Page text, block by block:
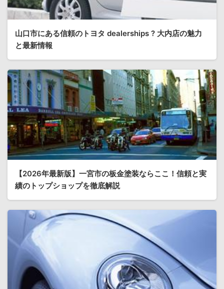
山口市にある信頼のトヨタ dealerships ? 大内店の魅力
と最新情報
【2026年最新版】一宮市の板金塗装ならここ！信頼と実
績のトップショップを徹底解説